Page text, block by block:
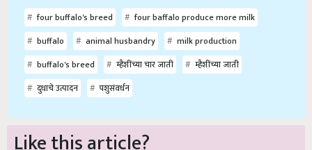
four buffalo's breed
four baffalo produce more milk
buffalo
animal husbandry
milk production
buffalo's breed
म्हैशींच्या चार जाती
म्हैशींच्या जाती
दुधाचे उत्पादन
पशुसंवर्धन